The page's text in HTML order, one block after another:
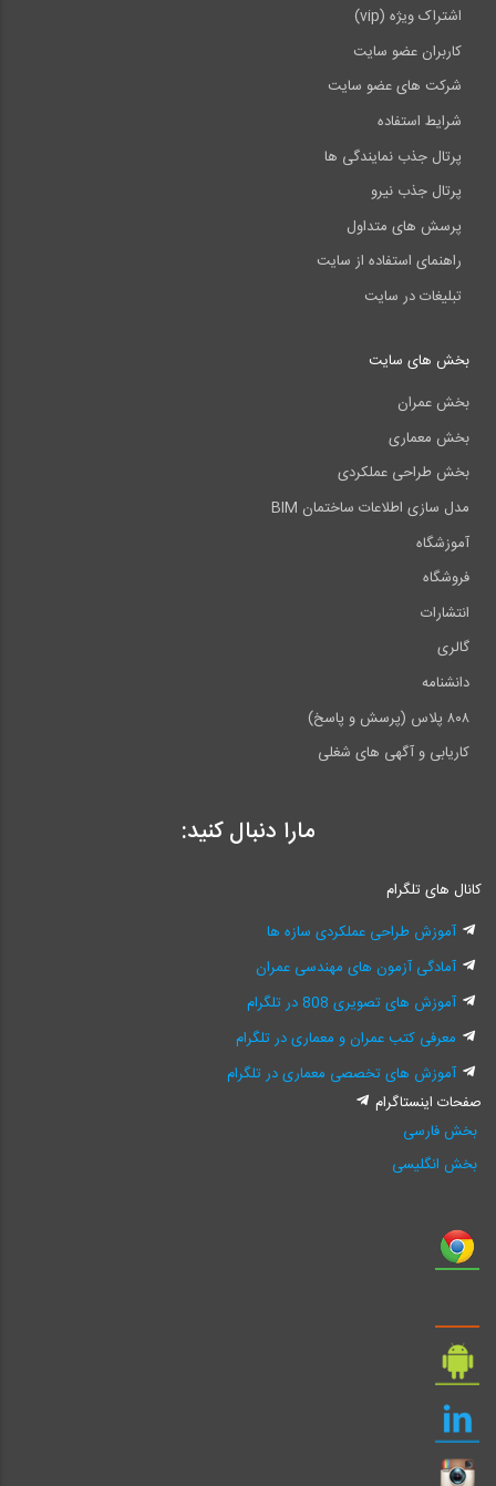
اشتراک ویژه (vip)
کاربران عضو سایت
شرکت های عضو سایت
شرایط استفاده
پرتال جذب نمایندگی ها
پرتال جذب نیرو
پرسش های متداول
راهنمای استفاده از سایت
تبلیغات در سایت
بخش های سایت
بخش عمران
بخش معماری
بخش طراحی عملکردی
مدل سازی اطلاعات ساختمان BIM
آموزشگاه
فروشگاه
انتشارات
گالری
دانشنامه
۸۰۸ پلاس (پرسش و پاسخ)
کاریابی و آگهی های شغلی
مارا دنبال کنید:
کانال های تلگرام
آموزش طراحی عملکردی سازه ها
آمادگی آزمون های مهندسی عمران
آموزش های تصویری 808 در تلگرام
معرفی کتب عمران و معماری در تلگرام
آموزش های تخصصی معماری در تلگرام
صفحات اینستاگرام
بخش فارسی
بخش انگلیسی